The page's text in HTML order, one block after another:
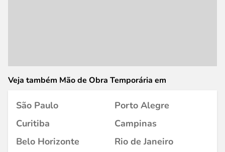
Veja também Mão de Obra Temporária em
São Paulo
Porto Alegre
Curitiba
Campinas
Belo Horizonte
Rio de Janeiro